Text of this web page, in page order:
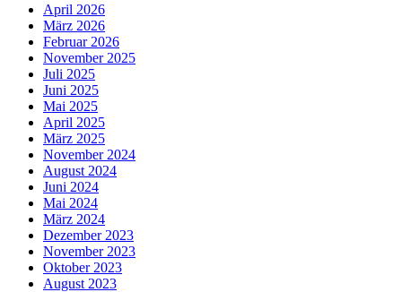
April 2026
März 2026
Februar 2026
November 2025
Juli 2025
Juni 2025
Mai 2025
April 2025
März 2025
November 2024
August 2024
Juni 2024
Mai 2024
März 2024
Dezember 2023
November 2023
Oktober 2023
August 2023